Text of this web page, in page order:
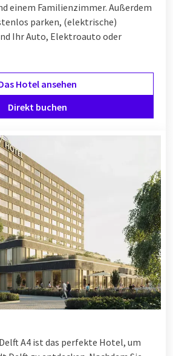
einem Familienzimmer. Außerdem
parken, (elektrische)
Ihr Auto, Elektroauto oder
Hotel ansehen
Direkt buchen
A4 ist das perfekte Hotel, um